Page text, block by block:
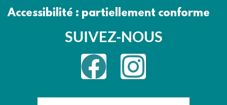
Accessibilité : partiellement conforme
SUIVEZ-NOUS